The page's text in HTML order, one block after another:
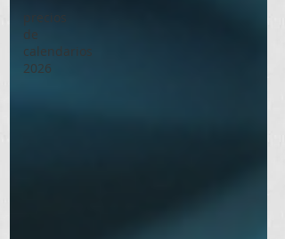
precios
de
calendarios
2026